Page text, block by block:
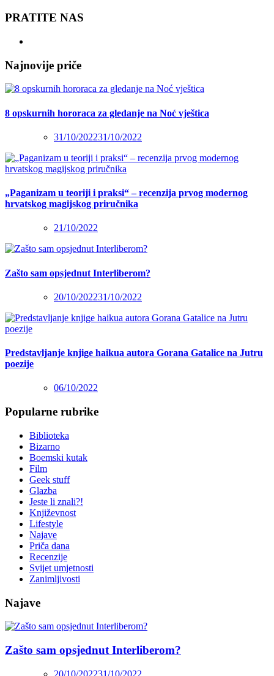
PRATITE NAS
Najnovije priče
8 opskurnih hororaca za gledanje na Noć vještica
31/10/202231/10/2022
„Paganizam u teoriji i praksi“ – recenzija prvog modernog
hrvatskog magijskog priručnika
21/10/2022
Zašto sam opsjednut Interliberom?
20/10/202231/10/2022
Predstavljanje knjige haikua autora Gorana Gatalice na Jutru
poezije
06/10/2022
Popularne rubrike
Biblioteka
Bizarno
Boemski kutak
Film
Geek stuff
Glazba
Jeste li znali?!
Književnost
Lifestyle
Najave
Priča dana
Recenzije
Svijet umjetnosti
Zanimljivosti
Najave
Zašto sam opsjednut Interliberom?
20/10/202231/10/2022